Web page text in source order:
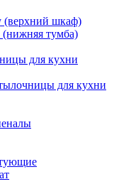
(верхний шкаф)
тумба)
для кухни
для кухни